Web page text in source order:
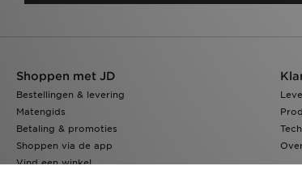
Shoppen met JD
Bestellingen & levering
Matengids
Betaling & promoties
Shoppen via de app
Vind een winkel